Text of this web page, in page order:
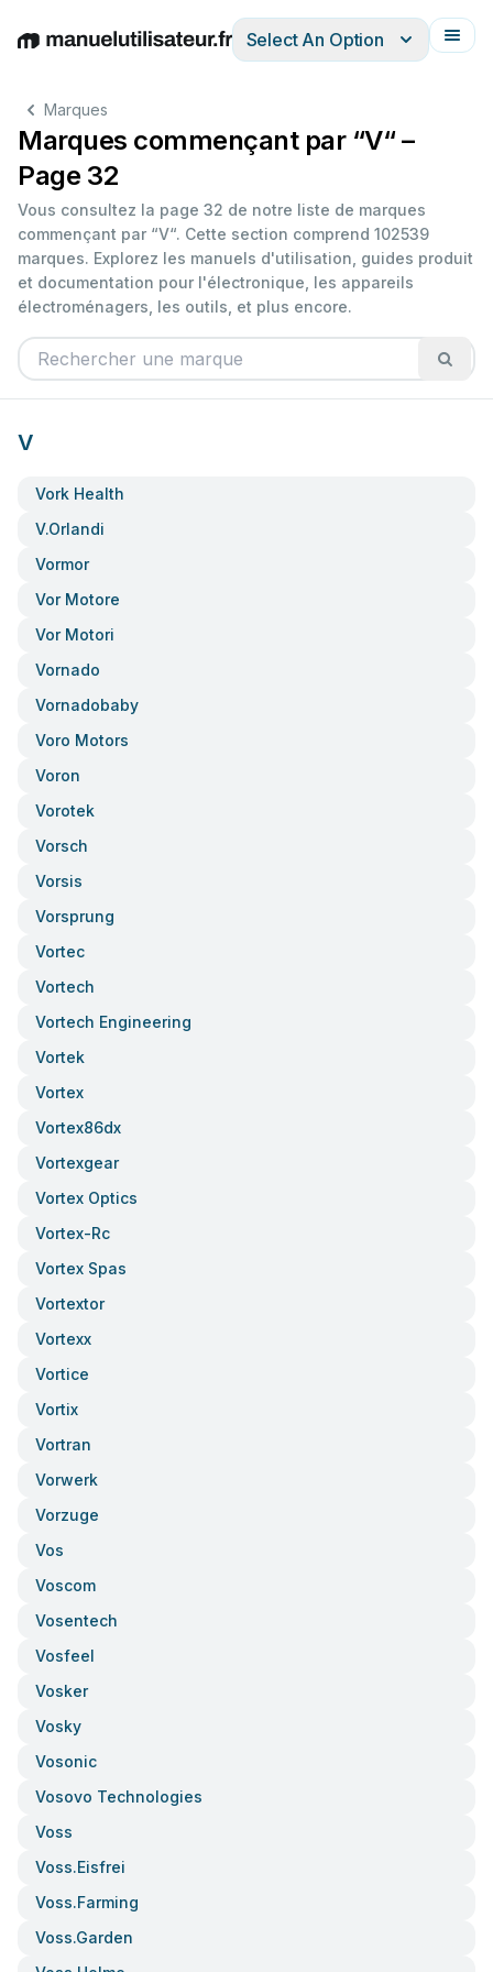
EnglishDeutschEspañolItalianoFrançais
Select An Option
Marques
Marques commençant par “V“ –
Page 32
Vous consultez la page 32 de notre liste de marques
commençant par “V“. Cette section comprend 102539
marques. Explorez les manuels d'utilisation, guides produit
et documentation pour l'électronique, les appareils
électroménagers, les outils, et plus encore.
V
Vork Health
V.orlandi
Vormor
Vor Motore
Vor Motori
Vornado
Vornadobaby
Voro Motors
Voron
Vorotek
Vorsch
Vorsis
Vorsprung
Vortec
Vortech
Vortech Engineering
Vortek
Vortex
Vortex86dx
Vortexgear
Vortex Optics
Vortex-Rc
Vortex Spas
Vortextor
Vortexx
Vortice
Vortix
Vortran
Vorwerk
Vorzuge
Vos
Voscom
Vosentech
Vosfeel
Vosker
Vosky
Vosonic
Vosovo Technologies
Voss
Voss.eisfrei
Voss.farming
Voss.garden